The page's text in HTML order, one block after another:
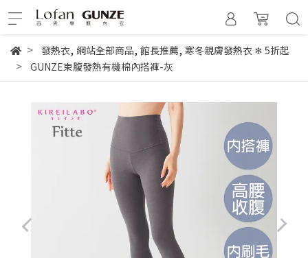
發熱衣, 網站全部商品, 館長推薦, 寒冬親膚發熱衣 ❄︎ 5折起
GUNZE束腹發熱有機棉內搭褲-灰